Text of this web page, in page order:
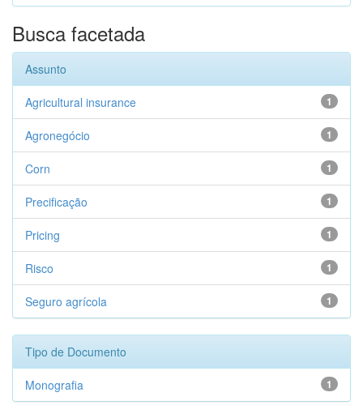
Busca facetada
Assunto
1
Agricultural insurance
1
Agronegócio
1
Corn
1
Precificação
1
Pricing
1
Risco
1
Seguro agrícola
Tipo de Documento
1
Monografia